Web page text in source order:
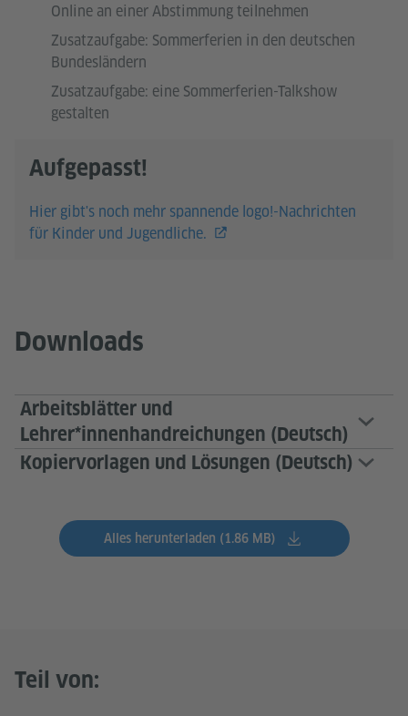
Online an einer Abstimmung teilnehmen
Zusatzaufgabe: Sommerferien in den deutschen
Bundesländern
Zusatzaufgabe: eine Sommerferien-Talkshow
gestalten
Aufgepasst!
Hier gibt's noch mehr spannende logo!-Nachrichten
für Kinder und Jugendliche.
Downloads
Arbeitsblätter und
Lehrer*innenhandreichungen (Deutsch)
Kopiervorlagen und Lösungen (Deutsch)
Alles herunterladen (1.86 MB)
Teil von: